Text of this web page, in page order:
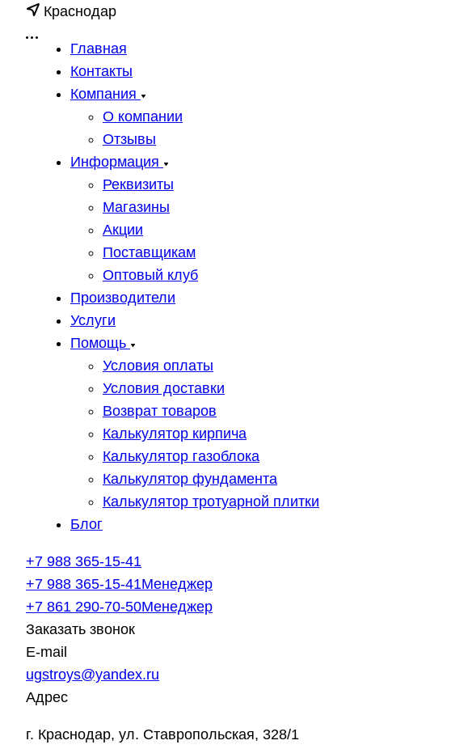
Краснодар
Главная
Контакты
Компания
О компании
Отзывы
Информация
Реквизиты
Магазины
Акции
Поставщикам
Оптовый клуб
Производители
Услуги
Помощь
Условия оплаты
Условия доставки
Возврат товаров
Калькулятор кирпича
Калькулятор газоблока
Калькулятор фундамента
Калькулятор тротуарной плитки
Блог
+7 988 365-15-41
+7 988 365-15-41Менеджер
+7 861 290-70-50Менеджер
Заказать звонок
E-mail
ugstroys@yandex.ru
Адрес
г. Краснодар, ул. Ставропольская, 328/1